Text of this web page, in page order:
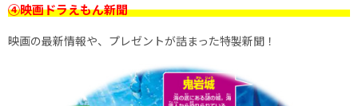
④映画ドラえもん新聞
映画の最新情報や、プレゼントが詰まった特製新聞！